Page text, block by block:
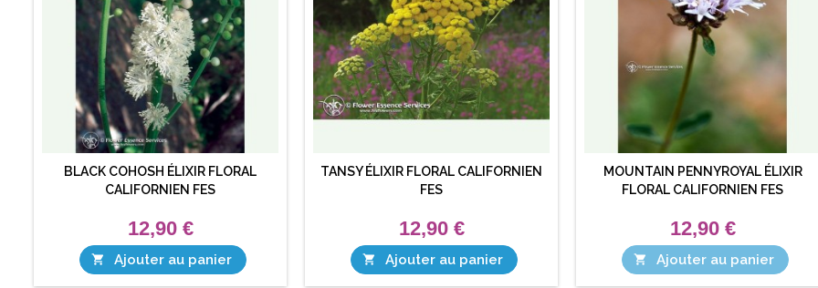
BLACK COHOSH ÉLIXIR FLORAL
CALIFORNIEN FES
12,90 €
 Ajouter au panier
TANSY ÉLIXIR FLORAL CALIFORNIEN
FES
12,90 €
 Ajouter au panier
MOUNTAIN PENNYROYAL ÉLIXIR
FLORAL CALIFORNIEN FES
12,90 €
 Ajouter au panier